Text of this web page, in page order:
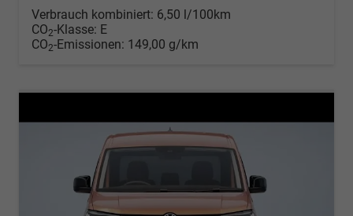
Verbrauch kombiniert: 6,50 l/100km
CO2-Klasse: E
CO2-Emissionen: 149,00 g/km